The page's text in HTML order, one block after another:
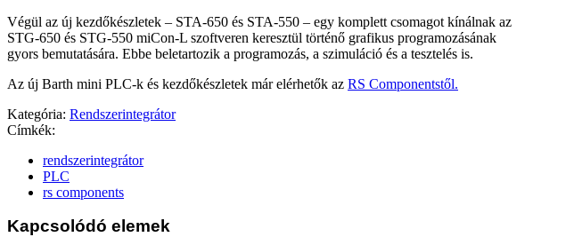
Végül az új kezdőkészletek – STA-650 és STA-550 – egy komplett csomagot kínálnak az
STG-650 és STG-550 miCon-L szoftveren keresztül történő grafikus programozásának
gyors bemutatására. Ebbe beletartozik a programozás, a szimuláció és a tesztelés is.
Az új Barth mini PLC-k és kezdőkészletek már elérhetők az RS Componentstől.
Kategória: Rendszerintegrátor
Címkék:
rendszerintegrátor
PLC
rs components
Kapcsolódó elemek